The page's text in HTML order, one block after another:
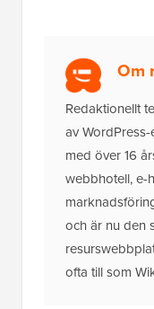
Om
Redaktionellt
av
med över 16
webbhotell, e-
och är nu den
ofta till som